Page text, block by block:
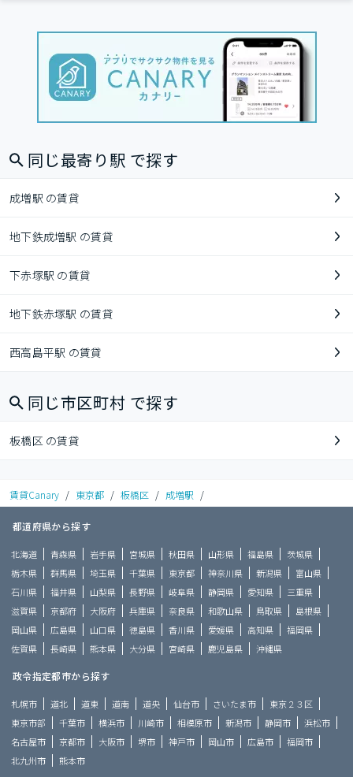
同じ最寄り駅 で探す
成増駅 の賃貸
地下鉄成増駅 の賃貸
下赤塚駅 の賃貸
地下鉄赤塚駅 の賃貸
西高島平駅 の賃貸
同じ市区町村 で探す
板橋区 の賃貸
賃貸Canary / 東京都 / 板橋区 / 成増駅 /
都道府県から探す
北海道 青森県 岩手県 宮城県 秋田県 山形県 福島県
茨城県
栃木県
群馬県 埼玉県 千葉県 東京都 神奈川県 新潟県
富山県
石川県
福井県 山梨県 長野県 岐阜県 静岡県 愛知県
三重県
滋賀県
京都府 大阪府 兵庫県 奈良県 和歌山県 鳥取県
島根県
岡山県
広島県 山口県 徳島県 香川県 愛媛県 高知県
福岡県
佐賀県
長崎県 熊本県 大分県 宮崎県 鹿児島県 沖縄県
政令指定都市から探す
札幌市 道北 道東 道南 道央 仙台市 さいたま市
東京２３区
東京市部
千葉市 横浜市 川崎市 相模原市 新潟市 静岡市
浜松市
名古屋市
京都市 大阪市 堺市 神戸市 岡山市 広島市
福岡市
北九州市
熊本市